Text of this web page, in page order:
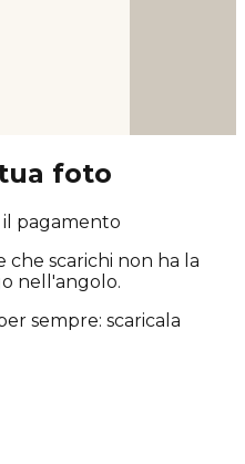
foto
pagamento
che scarichi non ha la
nell'angolo.
sempre: scaricala